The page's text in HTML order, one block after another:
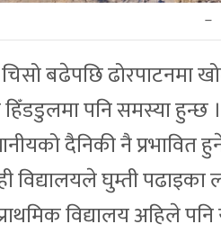
–
बढेपछि ढोरपाटनमा
पनि समस्या हुन्छ
दैनिकी नै प्रभावित
विद्यालयले घुम्ती पढाइका
विद्यालय अहिले